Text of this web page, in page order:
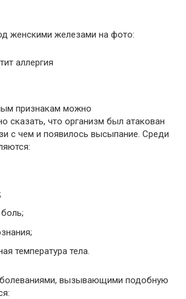
женскими железами на фото:
аллергия
признакам можно
сказать, что организм был атакован
с чем и появилось высыпание. Среди
температура тела.
вызывающими подобную